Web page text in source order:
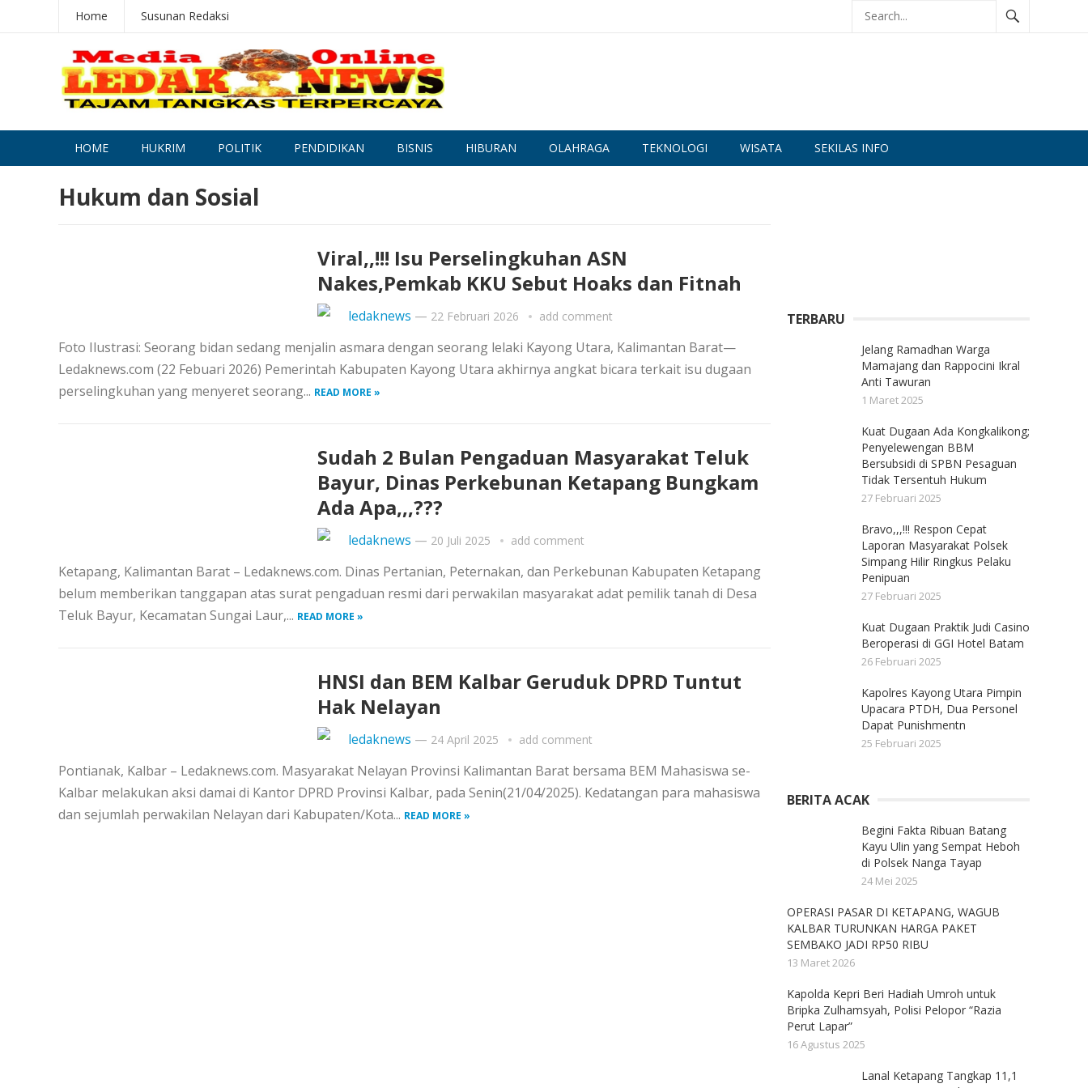
Home Susunan Redaksi
HOME HUKRIM POLITIK PENDIDIKAN BISNIS HIBURAN OLAHRAGA TEKNOLOGI WISATA SEKILAS INFO
Hukum dan Sosial
Viral,,!!! Isu Perselingkuhan ASN
Nakes,Pemkab KKU Sebut Hoaks dan Fitnah
ledaknews — 22 Februari 2026 add comment
Foto Ilustrasi: Seorang bidan sedang menjalin asmara dengan seorang lelaki Kayong Utara, Kalimantan Barat—
Ledaknews.com (22 Febuari 2026) Pemerintah Kabupaten Kayong Utara akhirnya angkat bicara terkait isu dugaan
perselingkuhan yang menyeret seorang... READ MORE »
Sudah 2 Bulan Pengaduan Masyarakat Teluk
Bayur, Dinas Perkebunan Ketapang Bungkam
Ada Apa,,,???
ledaknews — 20 Juli 2025 add comment
Ketapang, Kalimantan Barat – Ledaknews.com. Dinas Pertanian, Peternakan, dan Perkebunan Kabupaten Ketapang
belum memberikan tanggapan atas surat pengaduan resmi dari perwakilan masyarakat adat pemilik tanah di Desa
Teluk Bayur, Kecamatan Sungai Laur,... READ MORE »
HNSI dan BEM Kalbar Geruduk DPRD Tuntut
Hak Nelayan
ledaknews — 24 April 2025 add comment
Pontianak, Kalbar – Ledaknews.com. Masyarakat Nelayan Provinsi Kalimantan Barat bersama BEM Mahasiswa se-
Kalbar melakukan aksi damai di Kantor DPRD Provinsi Kalbar, pada Senin(21/04/2025). Kedatangan para mahasiswa
dan sejumlah perwakilan Nelayan dari Kabupaten/Kota... READ MORE »
TERBARU
Jelang Ramadhan Warga
Mamajang dan Rappocini Ikral
Anti Tawuran
1 Maret 2025
Kuat Dugaan Ada Kongkalikong;
Penyelewengan BBM
Bersubsidi di SPBN Pesaguan
Tidak Tersentuh Hukum
27 Februari 2025
Bravo,,,!!! Respon Cepat
Laporan Masyarakat Polsek
Simpang Hilir Ringkus Pelaku
Penipuan
27 Februari 2025
Kuat Dugaan Praktik Judi Casino
Beroperasi di GGI Hotel Batam
26 Februari 2025
Kapolres Kayong Utara Pimpin
Upacara PTDH, Dua Personel
Dapat Punishmentn
25 Februari 2025
BERITA ACAK
Begini Fakta Ribuan Batang
Kayu Ulin yang Sempat Heboh
di Polsek Nanga Tayap
24 Mei 2025
OPERASI PASAR DI KETAPANG, WAGUB
KALBAR TURUNKAN HARGA PAKET
SEMBAKO JADI RP50 RIBU
13 Maret 2026
Kapolda Kepri Beri Hadiah Umroh untuk
Bripka Zulhamsyah, Polisi Pelopor “Razia
Perut Lapar”
16 Agustus 2025
Lanal Ketapang Tangkap 11,1